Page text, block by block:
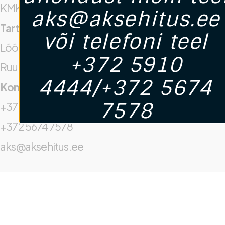
KMKR. Nr: EE102717945
Tartu Kontor
Lõõtsa 5, Tartu
Ruum Nr 222
Kontaktid
+372 5910 4444
+372 5674 7578
aks@aksehitus.ee
aks@aksehitus.ee
või telefoni teel
+372 5910
4444/+372 5674
7578